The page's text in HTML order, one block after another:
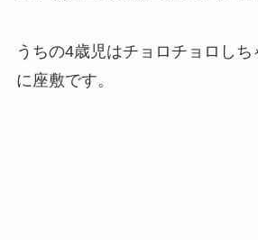
うちの4歳児はチョロチョロし
に座敷です。